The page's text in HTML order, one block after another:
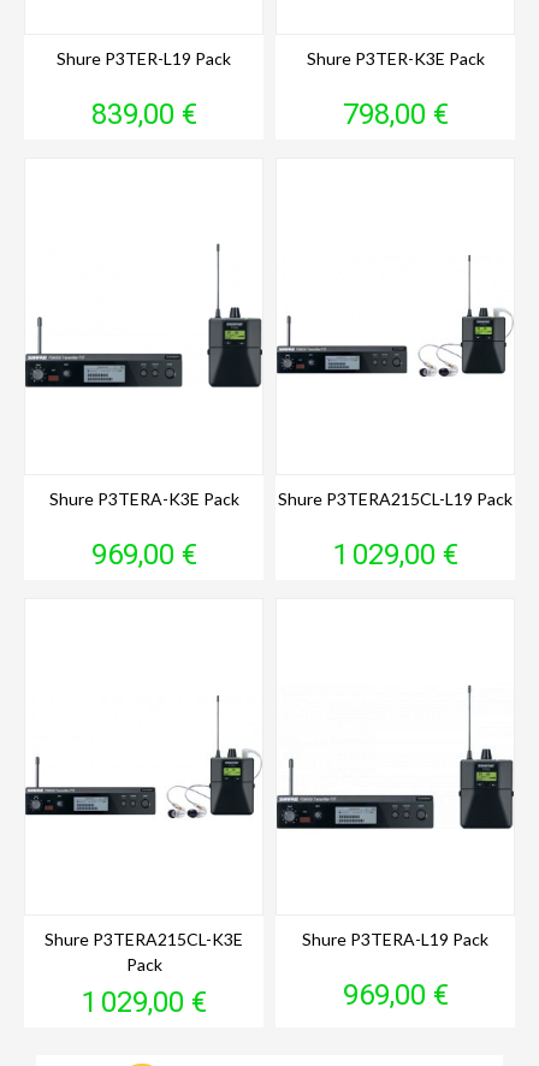
Shure P3TER-L19 Pack
Prix
839,00 €
Shure P3TER-K3E Pack
Prix
798,00 €
Shure P3TERA-K3E Pack
Prix
969,00 €
Shure P3TERA215CL-L19 Pack
Prix
1 029,00 €
Shure P3TERA215CL-K3E
Pack
Prix
1 029,00 €
Shure P3TERA-L19 Pack
Prix
969,00 €